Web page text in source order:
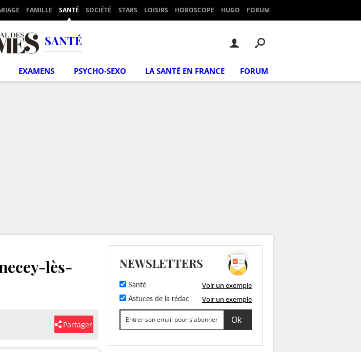
FAMILLE SANTÉ SOCIÉTÉ STARS LOISIRS HOROSCOPE HUGO FORUM
SANTÉ
EXAMENS PSYCHO-SEXO LA SANTÉ EN FRANCE FORUM
lès-
Partager
NEWSLETTERS
Santé Voir un exemple
Astuces de la rédac Voir un exemple